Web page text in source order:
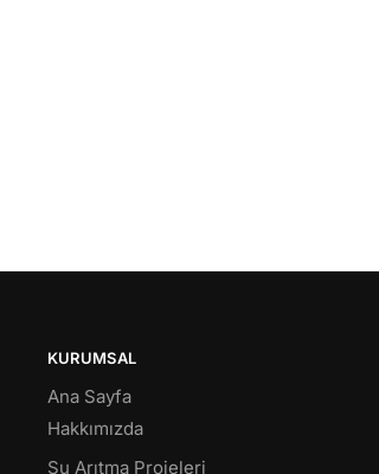
KURUMSAL
Ana Sayfa
Hakkımızda
Su Arıtma Projeleri